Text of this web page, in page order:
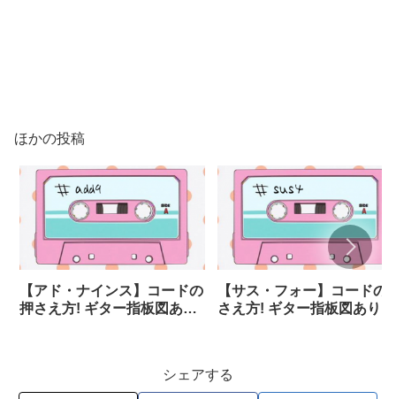
ほかの投稿
【アド・ナインス】コードの
押さえ方! ギター指板図あり
【サス・フォー】コードの
さえ方! ギター指板図あり
シェアする